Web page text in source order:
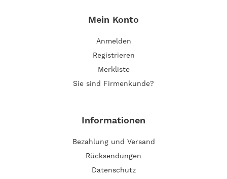
Mein Konto
Anmelden
Registrieren
Merkliste
Sie sind Firmenkunde?
Informationen
Bezahlung und Versand
Rücksendungen
Datenschutz